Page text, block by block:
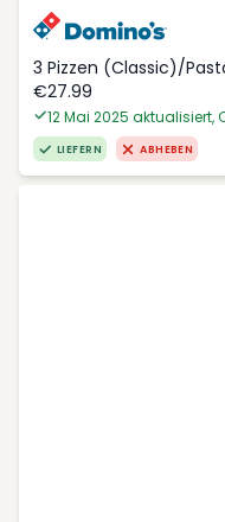
3 Pizzen (Classic)/
€27.99
12 Mai 2025 aktualisiert,
LIEFERN ABHEBEN